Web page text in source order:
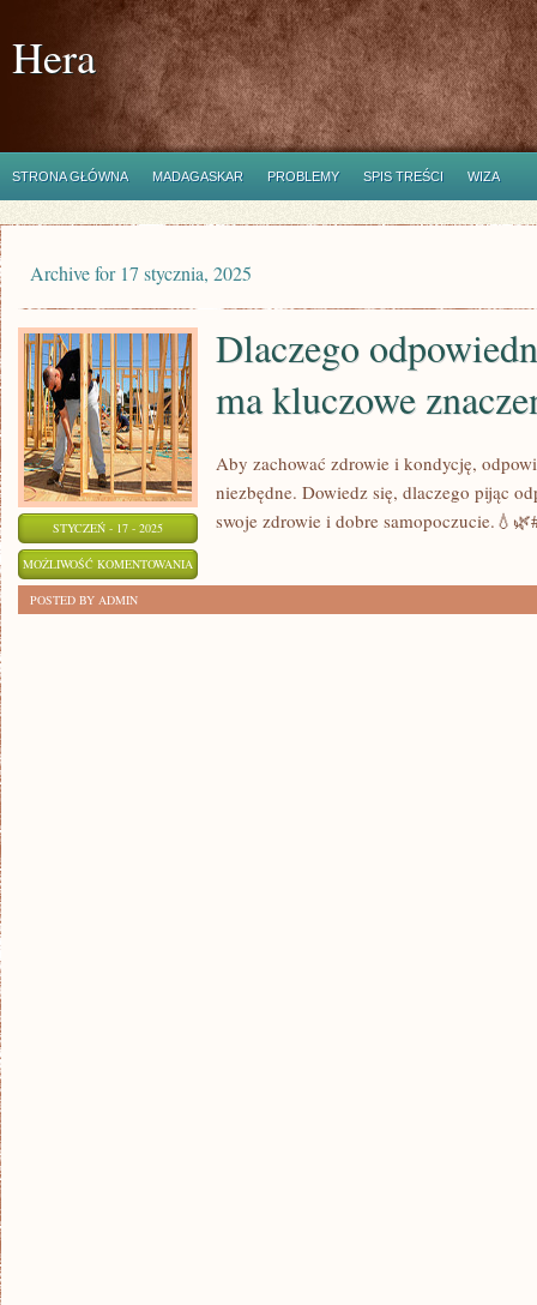
Hera
STRONA GŁÓWNA MADAGASKAR PROBLEMY SPIS TREŚCI WIZA
Archive for 17 stycznia, 2025
STYCZEŃ - 17 - 2025
MOŻLIWOŚĆ KOMENTOWANIA
ZOSTAŁA WYŁĄCZONA
Dlaczego
ma kluczowe
Aby zachować zdrowie i kondycję,
niezbędne. Dowiedz się, dlaczego pijąc
swoje zdrowie i dobre
POSTED BY ADMIN